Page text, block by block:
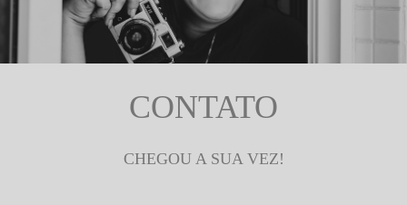
CONTATO
CHEGOU A SUA VEZ!